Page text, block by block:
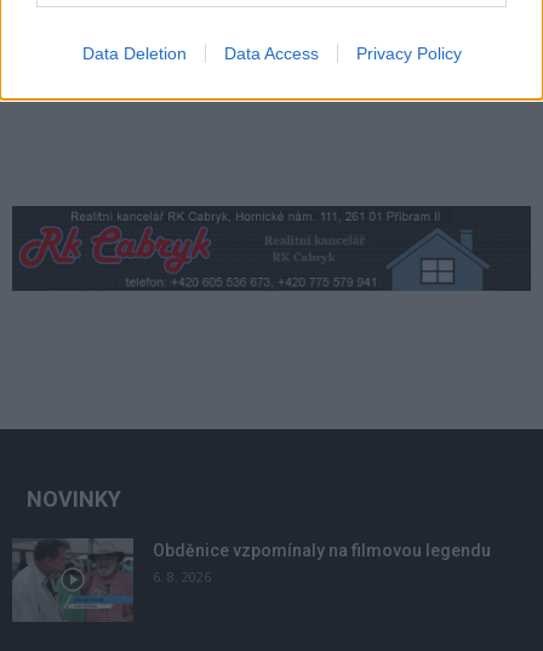
Data Deletion Data Access Privacy Policy
NOVINKY
Obděnice vzpomínaly na filmovou legendu
6. 8. 2026